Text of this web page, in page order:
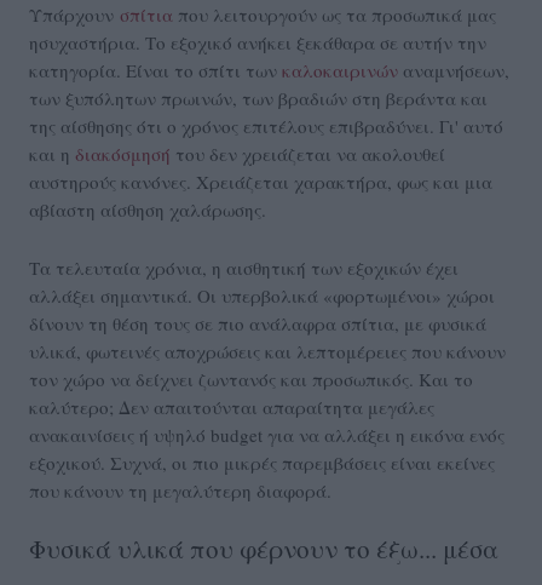
Υπάρχουν σπίτια που λειτουργούν ως τα προσωπικά μας
ησυχαστήρια. Το εξοχικό ανήκει ξεκάθαρα σε αυτήν την
κατηγορία. Είναι το σπίτι των καλοκαιρινών αναμνήσεων,
των ξυπόλητων πρωινών, των βραδιών στη βεράντα και
της αίσθησης ότι ο χρόνος επιτέλους επιβραδύνει. Γι' αυτό
και η διακόσμησή του δεν χρειάζεται να ακολουθεί
αυστηρούς κανόνες. Χρειάζεται χαρακτήρα, φως και μια
αβίαστη αίσθηση χαλάρωσης.
Τα τελευταία χρόνια, η αισθητική των εξοχικών έχει
αλλάξει σημαντικά. Οι υπερβολικά «φορτωμένοι» χώροι
δίνουν τη θέση τους σε πιο ανάλαφρα σπίτια, με φυσικά
υλικά, φωτεινές αποχρώσεις και λεπτομέρειες που κάνουν
τον χώρο να δείχνει ζωντανός και προσωπικός. Και το
καλύτερο; Δεν απαιτούνται απαραίτητα μεγάλες
ανακαινίσεις ή υψηλό budget για να αλλάξει η εικόνα ενός
εξοχικού. Συχνά, οι πιο μικρές παρεμβάσεις είναι εκείνες
που κάνουν τη μεγαλύτερη διαφορά.
Φυσικά υλικά που φέρνουν το έξω... μέσα